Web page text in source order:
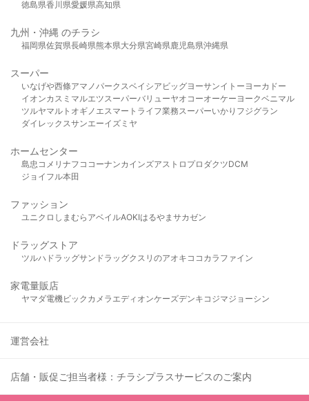
徳島県香川県愛媛県高知県
九州・沖縄 のチラシ
福岡県佐賀県長崎県熊本県大分県宮崎県鹿児島県沖縄県
スーパー
いなげや西條アマノパークスベイシア ビッグヨーサンイトーヨーカドー
イオンカスミ マルエツスーパーバリューヤオコーオーケー ヨークベニマル
ツルヤマルト オギノ エスマート ライフ業務スーパーいかり フジグラン
ダイレックスサンエーイズミヤ
ホームセンター
島忠 コメリ ナフコ コーナンカインズアストロプロダクツDCM
ジョイフル本田
ファッション
ユニクロ しまむら アベイルAOKIはるやま サカゼン
ドラッグストア
ツルハドラッグサンドラッグクスリのアオキ ココカラファイン
家電量販店
ヤマダ電機ビックカメラ エディオンケーズデンキ コジマジョーシン
運営会社
店舗・販促ご担当者様：チラシプラスサービスのご案内